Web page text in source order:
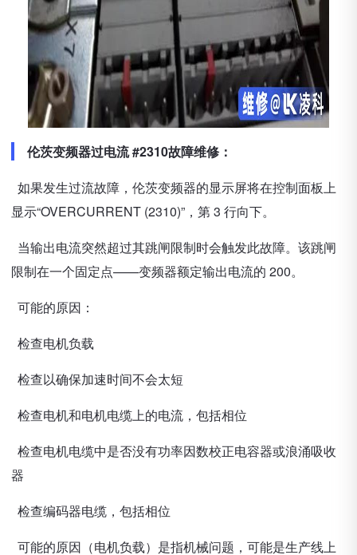
伦茨变频器过电流 #2310故障维修：
如果发生过流故障，伦茨变频器的显示屏将在控制面板上
显示“OVERCURRENT (2310)”，第 3 行向下。
当输出电流突然超过其跳闸限制时会触发此故障。该跳闸
限制在一个固定点——变频器额定输出电流的 200。
可能的原因：
检查电机负载
检查以确保加速时间不会太短
检查电机和电机电缆上的电流，包括相位
检查电机电缆中是否没有功率因数校正电容器或浪涌吸收
器
检查编码器电缆，包括相位
可能的原因（电机负载）是指机械问题，可能是生产线上